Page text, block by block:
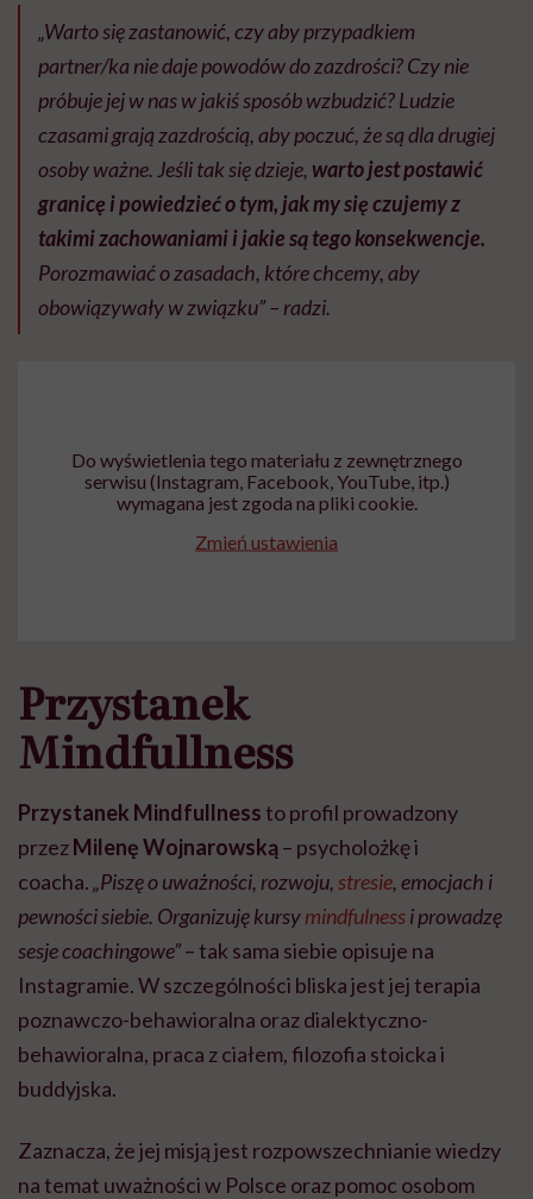
„Warto się zastanowić, czy aby przypadkiem
partner/ka nie daje powodów do zazdrości? Czy nie
próbuje jej w nas w jakiś sposób wzbudzić? Ludzie
czasami grają zazdrością, aby poczuć, że są dla drugiej
osoby ważne. Jeśli tak się dzieje, warto jest postawić
granicę i powiedzieć o tym, jak my się czujemy z
takimi zachowaniami i jakie są tego konsekwencje.
Porozmawiać o zasadach, które chcemy, aby
obowiązywały w związku” – radzi.
Do wyświetlenia tego materiału z zewnętrznego
serwisu (Instagram, Facebook, YouTube, itp.)
wymagana jest zgoda na pliki cookie.
Zmień ustawienia
Przystanek
Mindfullness
Przystanek Mindfullnessto profil prowadzony
przezMilenę Wojnarowską– psycholożkę i
coacha.„Piszę o uważności, rozwoju,stresie, emocjach i
pewności siebie. Organizuję kursymindfulnessi prowadzę
sesje coachingowe”– tak sama siebie opisuje na
Instagramie. W szczególności bliska jest jej terapia
poznawczo-behawioralna oraz dialektyczno-
behawioralna, praca z ciałem, filozofia stoicka i
buddyjska.
Zaznacza, że jej misją jest rozpowszechnianie wiedzy
na temat uważności w Polsce oraz pomoc osobom